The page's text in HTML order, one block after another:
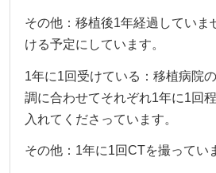
その他：移植後1年経過していま
ける予定にしています。
1年に1回受けている：移植病院
調に合わせてそれぞれ1年に1回
入れてくださっています。
その他：1年に1回CTを撮ってい